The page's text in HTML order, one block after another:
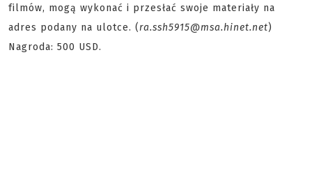
filmów, mogą wykonać i przesłać swoje materiały na
adres podany na ulotce. (ra.ssh5915@msa.hinet.net)
Nagroda: 500 USD.